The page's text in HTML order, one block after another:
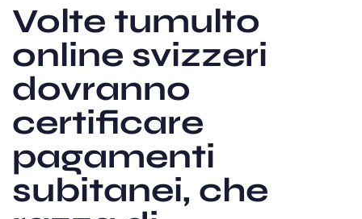
Volte tumulto
online svizzeri
dovranno
certificare
pagamenti
subitanei, che